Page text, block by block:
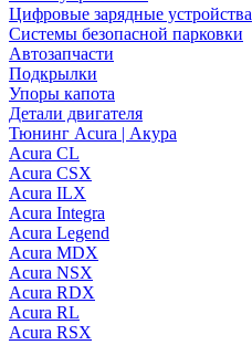
Цифровые зарядные устройства
Системы безопасной парковки
Автозапчасти
Подкрылки
Упоры капота
Детали двигателя
Тюнинг Acura | Акура
Acura CL
Acura CSX
Acura ILX
Acura Integra
Acura Legend
Acura MDX
Acura NSX
Acura RDX
Acura RL
Acura RSX